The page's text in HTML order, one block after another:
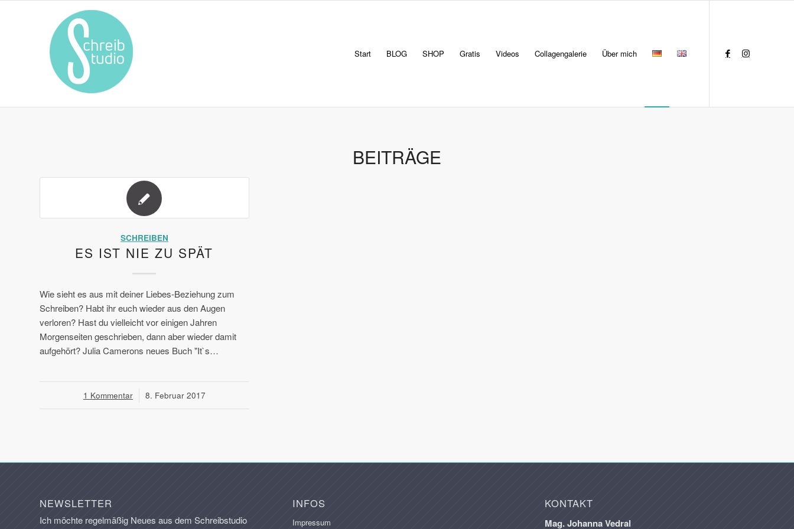
Start BLOG SHOP Gratis Videos Collagengalerie Über mich
BEITRÄGE
SCHREIBEN
ES IST NIE ZU SPÄT
Wie sieht es aus mit deiner Liebes-Beziehung zum
Schreiben? Habt ihr euch wieder aus den Augen
verloren? Hast du vielleicht vor einigen Jahren
Morgenseiten geschrieben, dann aber wieder damit
aufgehört? Julia Camerons neues Buch "It`s…
1 Kommentar
/ 8. Februar 2017
NEWSLETTER
Ich möchte regelmäßig Neues aus dem Schreibstudio
INFOS
Impressum
KONTAKT
Mag. Johanna Vedral